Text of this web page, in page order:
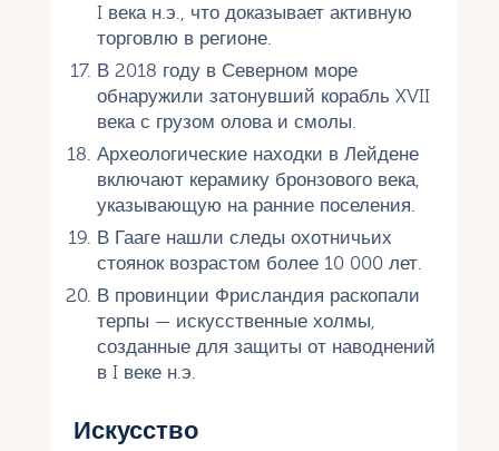
I века н.э., что доказывает активную
торговлю в регионе.
В 2018 году в Северном море
обнаружили затонувший корабль XVII
века с грузом олова и смолы.
Археологические находки в Лейдене
включают керамику бронзового века,
указывающую на ранние поселения.
В Гааге нашли следы охотничьих
стоянок возрастом более 10 000 лет.
В провинции Фрисландия раскопали
терпы — искусственные холмы,
созданные для защиты от наводнений
в I веке н.э.
Искусство